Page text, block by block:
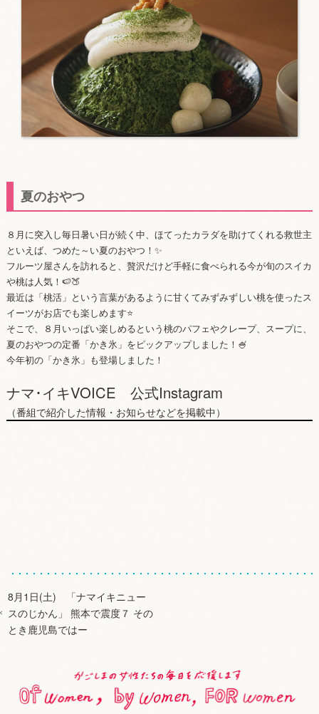
夏のおやつ
８月に突入し毎日暑い日が続く中、ほてったカラダを助けてくれる救世主
といえば、つめた～い夏のおやつ！✨
フルーツ屋さんを訪れると、贅沢だけど手軽に食べられる今が旬のスイカ
や桃は人気！🍉🍑
最近は「桃活」という言葉があるように甘くてみずみずしい桃を使ったス
イーツがお店でも楽しめます⭐
そこで、８月いっぱい楽しめるという桃のパフェやクレープ、スープに、
夏のおやつの定番「かき氷」をピックアップしました！🍧
今年初の「かき氷」も登場しました！
ナマ･イキVOICE 公式Instagram
（番組で紹介した情報・お知らせなどを掲載中）
8月1日(土) 「ナマイキニュー
スのじかん」 熊本で震度７ その
とき鹿児島ではー